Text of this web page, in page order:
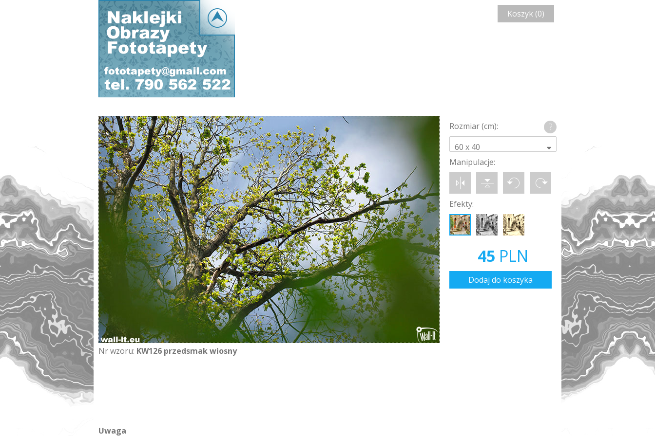
Koszyk (0)
Nr wzoru: KW126 przedsmak wiosny
Rozmiar (cm):
60 x 40
Manipulacje:
Efekty:
45 PLN
Dodaj do koszyka
Uwaga